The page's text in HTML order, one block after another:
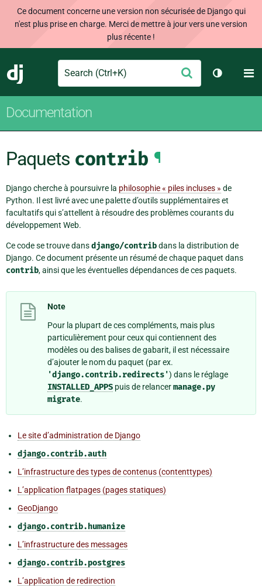
Ce document concerne une version non sécurisée de Django qui
n'est plus prise en charge. Merci de mettre à jour vers une version
plus récente !
Django
Search Envoyer
Changer
Documentation
Paquets contrib ¶
Django cherche à poursuivre la philosophie « piles incluses » de
Python. Il est livré avec une palette d’outils supplémentaires et
facultatifs qui s’attellent à résoudre des problèmes courants du
développement Web.
Ce code se trouve dansdjango/contribdans la distribution de
Django. Ce document présente un résumé de chaque paquet dans
contrib, ainsi que les éventuelles dépendances de ces paquets.
Note
Pour la plupart de ces compléments, mais plus
particulièrement pour ceux qui contiennent des
modèles ou des balises de gabarit, il est nécessaire
d’ajouter le nom du paquet (par ex.
'django.contrib.redirects') dans le réglage
INSTALLED_APPS puis de relancermanage.py
migrate.
Le site d’administration de Django
django.contrib.auth
L’infrastructure des types de contenus (contenttypes)
L’application flatpages (pages statiques)
GeoDjango
django.contrib.humanize
L’infrastructure des messages
django.contrib.postgres
L’application de redirection